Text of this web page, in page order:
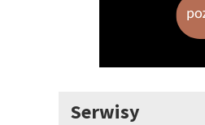
Serwisy